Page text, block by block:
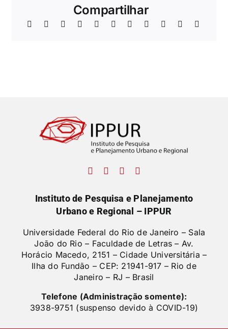
Compartilhar
Instituto de Pesquisa e Planejamento
Urbano e Regional – IPPUR
Universidade Federal do Rio de Janeiro – Sala
João do Rio – Faculdade de Letras – Av.
Horácio Macedo, 2151 – Cidade Universitária –
Ilha do Fundão – CEP: 21941-917 – Rio de
Janeiro – RJ – Brasil
Telefone (Administração somente):
3938-9751 (suspenso devido à COVID-19)